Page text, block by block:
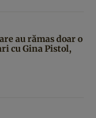
au rămas doar o
cu Gina Pistol,